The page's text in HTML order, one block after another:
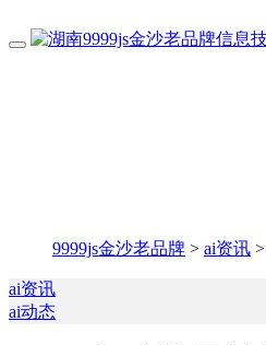
9999js金沙老品牌 > ai资讯 >
ai资讯
ai动态